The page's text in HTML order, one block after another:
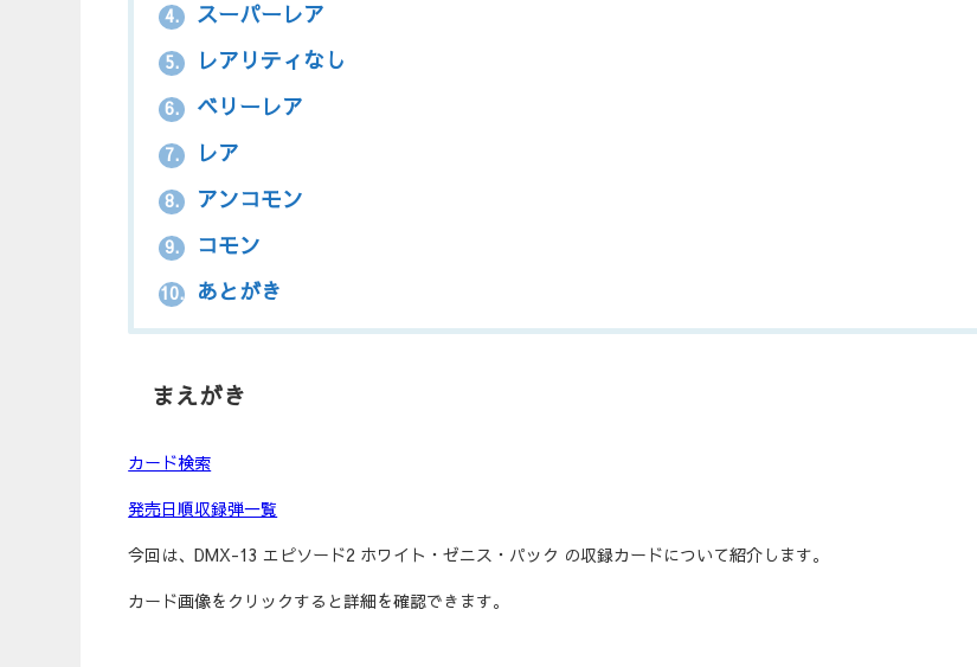
4. スーパーレア
5. レアリティなし
6. ベリーレア
7. レア
8. アンコモン
9. コモン
10. あとがき
まえがき
カード検索
発売日順収録弾一覧
今回は、DMX-13 エピソード2 ホワイト・ゼニス・パック の収録カードについて紹介します。
カード画像をクリックすると詳細を確認できます。